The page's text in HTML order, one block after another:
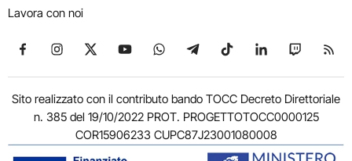
Lavora con noi
Seguici su Facebook
Seguici su Instagram
Seguici su X
Seguici su YouTube
Seguici su WhatsApp
Seguici su Telegram
Seguici su TikTok
Seguici su
Seguici
Sito realizzato con il contributo bando TOCC Decreto Direttoriale
n. 385 del 19/10/2022 PROT. PROGETTOTOCC0000125
COR15906233 CUPC87J23001080008